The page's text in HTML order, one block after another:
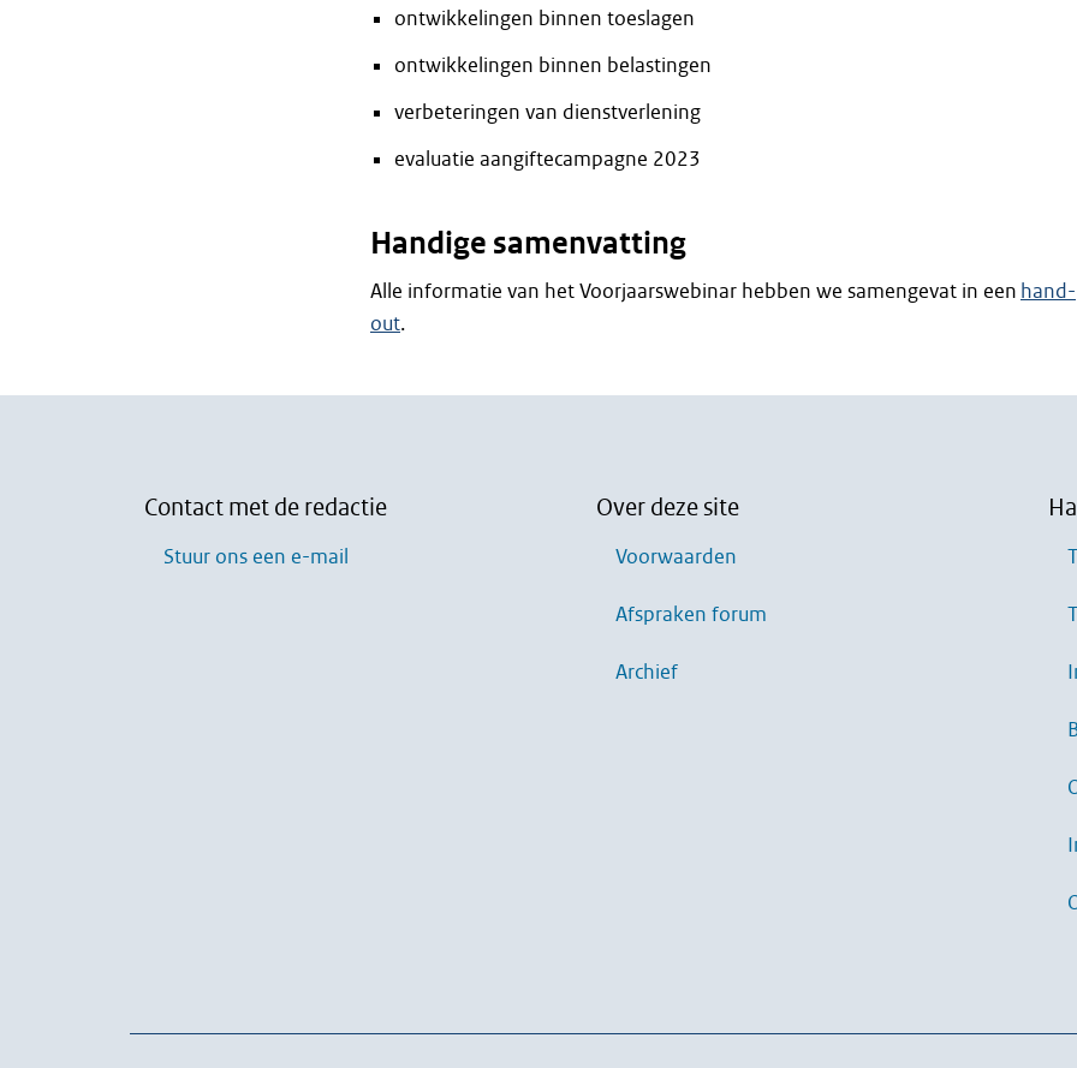
ontwikkelingen binnen toeslagen
ontwikkelingen binnen belastingen
verbeteringen van dienstverlening
evaluatie aangiftecampagne 2023
Handige samenvatting
Alle informatie van het Voorjaarswebinar hebben we samengevat in een hand-
out.
Contact met de redactie
Stuur ons een e-mail
Over deze site
Voorwaarden
Afspraken forum
Archief